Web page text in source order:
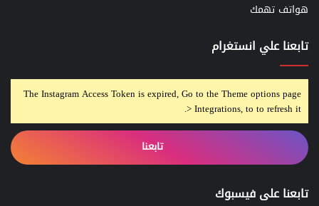
هواتف تهمك
تابعنا علي انستغرام
The Instagram Access Token is expired, Go to the Theme options page
> Integrations, to to refresh it.
تابعنا
تابعنا على فيسبوك